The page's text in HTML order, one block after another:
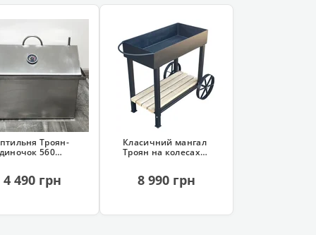
Троян-
560
4 490 грн
Класичний мангал
Троян на колесах
8 990 грн